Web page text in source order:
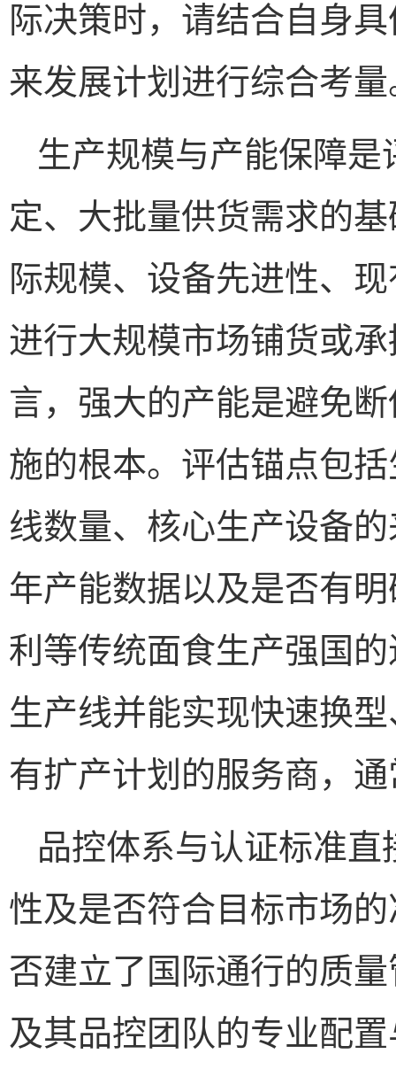
际决策时，请结合自身
来发展计划进行综合考
生产规模与产能保障
定、大批量供货需求的
际规模、设备先进性、
进行大规模市场铺货或
言，强大的产能是避免
施的根本。评估锚点包
线数量、核心生产设备
年产能数据以及是否有
利等传统面食生产强国
生产线并能实现快速换
有扩产计划的服务商，
品控体系与认证标准
性及是否符合目标市场
否建立了国际通行的质
及其品控团队的专业配